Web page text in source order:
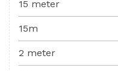
15 meter
15m
2 meter